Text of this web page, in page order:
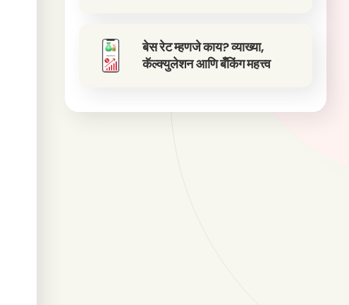
बेस रेट म्हणजे काय? व्याख्या,
कॅल्क्युलेशन आणि बँकिंग महत्त्व